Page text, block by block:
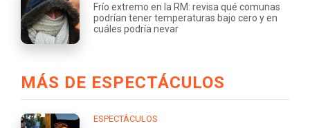
Frío extremo en la RM: revisa qué comunas
podrían tener temperaturas bajo cero y en
cuáles podría nevar
MÁS DE ESPECTÁCULOS
ESPECTÁCULOS